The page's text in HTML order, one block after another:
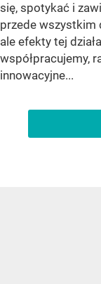
się, spotykać i
przede wszystkim
ale efekty tej
współpracujemy,
innowacyjne...